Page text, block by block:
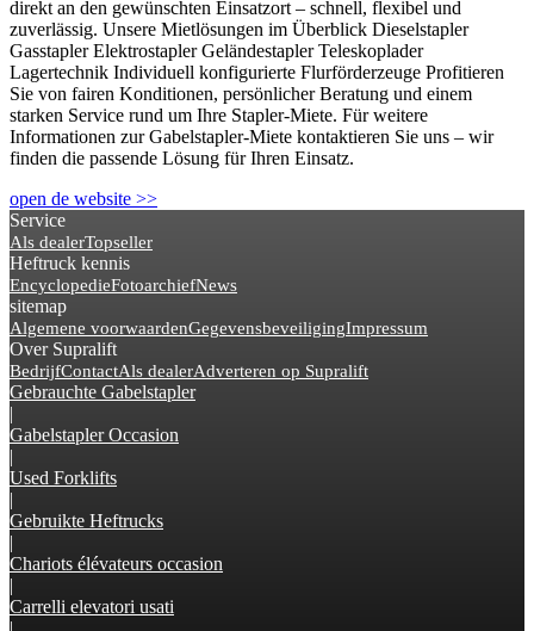
direkt an den gewünschten Einsatzort – schnell, flexibel und
zuverlässig. Unsere Mietlösungen im Überblick Dieselstapler
Gasstapler Elektrostapler Geländestapler Teleskoplader
Lagertechnik Individuell konfigurierte Flurförderzeuge Profitieren
Sie von fairen Konditionen, persönlicher Beratung und einem
starken Service rund um Ihre Stapler-Miete. Für weitere
Informationen zur Gabelstapler-Miete kontaktieren Sie uns – wir
finden die passende Lösung für Ihren Einsatz.
open de website >>
Service
Als dealerTopseller
Heftruck kennis
EncyclopedieFotoarchiefNews
sitemap
Algemene voorwaardenGegevensbeveiligingImpressum
Over Supralift
BedrijfContactAls dealerAdverteren op Supralift
Gebrauchte Gabelstapler
|
Gabelstapler Occasion
|
Used Forklifts
|
Gebruikte Heftrucks
|
Chariots élévateurs occasion
|
Carrelli elevatori usati